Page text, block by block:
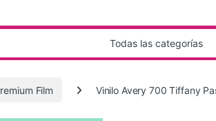
Film Vinilo Avery 700 Tiffany